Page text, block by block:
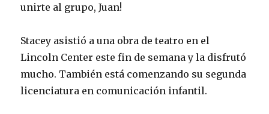
unirte al grupo, Juan!
Stacey asistió a una obra de teatro en el
Lincoln Center este fin de semana y la disfrutó
mucho. También está comenzando su segunda
licenciatura en comunicación infantil.